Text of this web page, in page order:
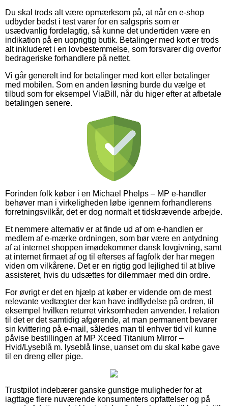
Du skal trods alt være opmærksom på, at når en e-shop
udbyder bedst i test varer for en salgspris som er
usædvanlig fordelagtig, så kunne det undertiden være en
indikation på en uoprigtig butik. Betalinger med kort er trods
alt inkluderet i en lovbestemmelse, som forsvarer dig overfor
bedrageriske forhandlere på nettet.
Vi går generelt ind for betalinger med kort eller betalinger
med mobilen. Som en anden løsning burde du vælge et
tilbud som for eksempel ViaBill, når du higer efter at afbetale
betalingen senere.
Forinden folk køber i en Michael Phelps – MP e-handler
behøver man i virkeligheden løbe igennem forhandlerens
forretningsvilkår, det er dog normalt et tidskrævende arbejde.
Et nemmere alternativ er at finde ud af om e-handlen er
medlem af e-mærke ordningen, som bør være en antydning
af at internet shoppen imødekommer dansk lovgivning, samt
at internet firmaet af og til efterses af fagfolk der har megen
viden om vilkårene. Det er en rigtig god lejlighed til at blive
assisteret, hvis du udsættes for dilemmaer med din ordre.
For øvrigt er det en hjælp at køber er vidende om de mest
relevante vedtægter der kan have indflydelse på ordren, til
eksempel hvilken returret virksomheden anvender. I relation
til det er det samtidig afgørende, at man permanent bevarer
sin kvittering på e-mail, således man til enhver tid vil kunne
påvise bestillingen af MP Xceed Titanium Mirror –
Hvid/Lyseblå m. lyseblå linse, uanset om du skal købe gave
til en dreng eller pige.
Trustpilot indebærer ganske gunstige muligheder for at
iagttage flere nuværende konsumenters opfattelser og på